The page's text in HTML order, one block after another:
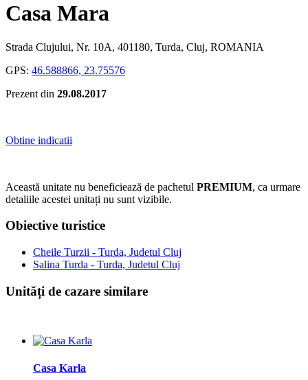
Casa Mara
Strada Clujului, Nr. 10A, 401180, Turda, Cluj, ROMANIA
GPS: 46.588866, 23.75576
Prezent din 29.08.2017
Obtine indicatii
Această unitate nu beneficiează de pachetul PREMIUM, ca urmare
detaliile acestei unitați nu sunt vizibile.
Obiective turistice
Cheile Turzii - Turda, Judetul Cluj
Salina Turda - Turda, Judetul Cluj
Unități de cazare similare
Casa Karla